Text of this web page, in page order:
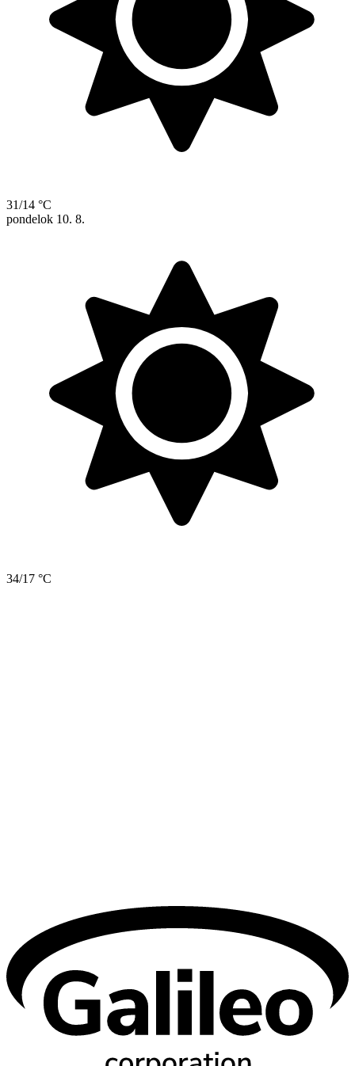
31/14 °C
pondelok 10. 8.
34/17 °C